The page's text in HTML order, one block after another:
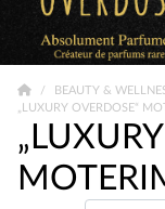
BEAUTY &
„LUXURY OVERDOSE“